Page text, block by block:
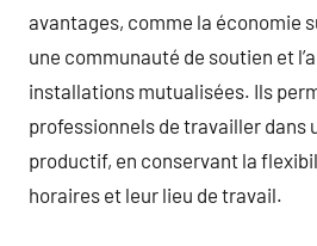
avantages, comme la économie
une communauté de soutien et
installations mutualisées. Ils
professionnels de travailler dans
productif, en conservant la
horaires et leur lieu de travail.